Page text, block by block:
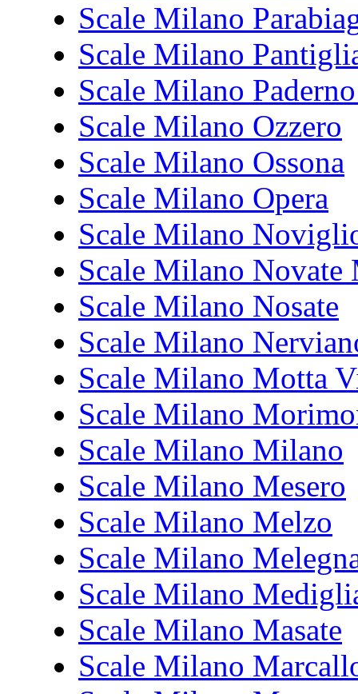
Scale Milano
Scale Milano
Scale Milano
Scale Milano Ozzero
Scale Milano Ossona
Scale Milano Opera
Scale Milano
Scale Milano Novate
Scale Milano Nosate
Scale Milano
Scale Milano Motta
Scale Milano
Scale Milano Milano
Scale Milano Mesero
Scale Milano Melzo
Scale Milano
Scale Milano
Scale Milano Masate
Scale Milano